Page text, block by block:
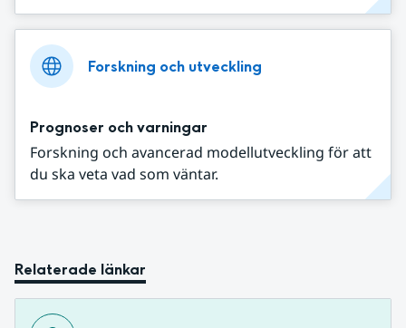
Forskning och utveckling
Prognoser och varningar
Forskning och avancerad modellutveckling för att
du ska veta vad som väntar.
Relaterade länkar